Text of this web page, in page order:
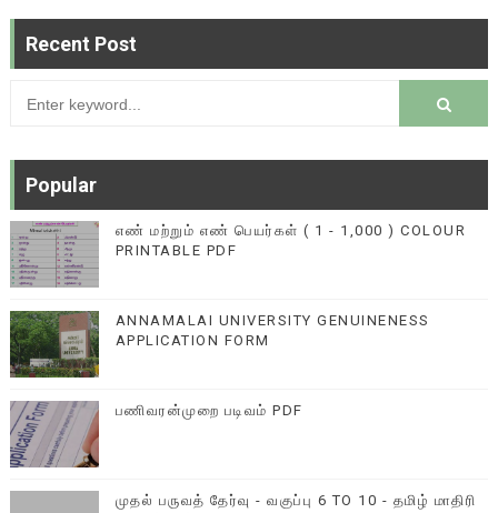
Recent Post
Popular
எண் மற்றும் எண் பெயர்கள் ( 1 - 1,000 ) COLOUR
PRINTABLE PDF
ANNAMALAI UNIVERSITY GENUINENESS
APPLICATION FORM
பணிவரன்முறை படிவம் PDF
முதல் பருவத் தேர்வு - வகுப்பு 6 TO 10 - தமிழ் மாதிரி